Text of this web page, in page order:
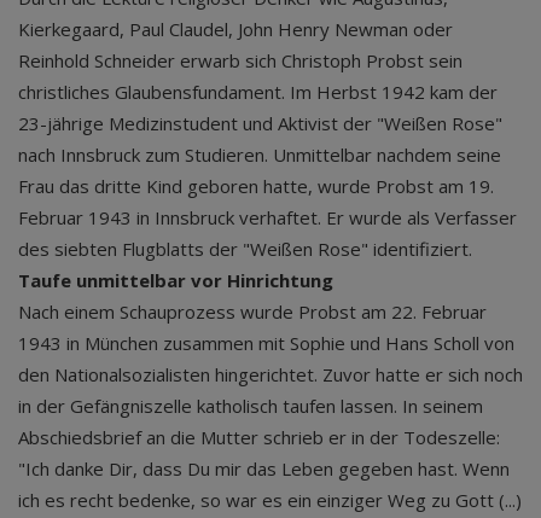
Kierkegaard, Paul Claudel, John Henry Newman oder
Reinhold Schneider erwarb sich Christoph Probst sein
christliches Glaubensfundament. Im Herbst 1942 kam der
23-jährige Medizinstudent und Aktivist der "Weißen Rose"
nach Innsbruck zum Studieren. Unmittelbar nachdem seine
Frau das dritte Kind geboren hatte, wurde Probst am 19.
Februar 1943 in Innsbruck verhaftet. Er wurde als Verfasser
des siebten Flugblatts der "Weißen Rose" identifiziert.
Taufe unmittelbar vor Hinrichtung
Nach einem Schauprozess wurde Probst am 22. Februar
1943 in München zusammen mit Sophie und Hans Scholl von
den Nationalsozialisten hingerichtet. Zuvor hatte er sich noch
in der Gefängniszelle katholisch taufen lassen. In seinem
Abschiedsbrief an die Mutter schrieb er in der Todeszelle:
"Ich danke Dir, dass Du mir das Leben gegeben hast. Wenn
ich es recht bedenke, so war es ein einziger Weg zu Gott (...)